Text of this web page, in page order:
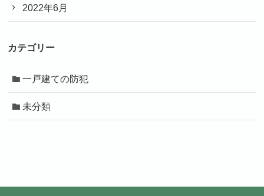
2022年6月
カテゴリー
一戸建ての防犯
未分類